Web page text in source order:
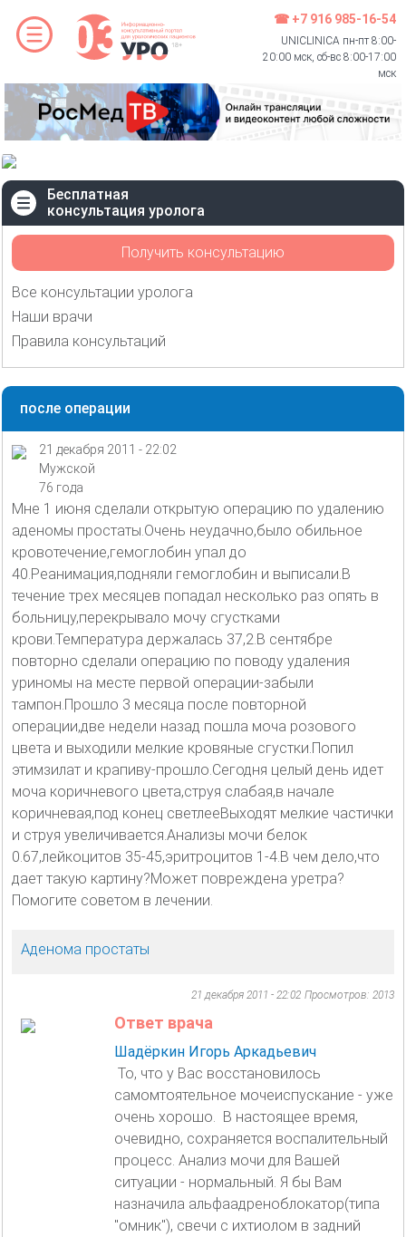
☎ +7 916 985-16-54
UNICLINICA пн-пт 8:00-
20:00 мск, сб-вс 8:00-17:00
мск
Бесплатная
консультация уролога
Получить консультацию
Все консультации уролога
Наши врачи
Правила консультаций
после операции
21 декабря 2011 - 22:02
Мужской
76 года
Мне 1 июня сделали открытую операцию по удалению
аденомы простаты.Очень неудачно,было обильное
кровотечение,гемоглобин упал до
40.Реанимация,подняли гемоглобин и выписали.В
течение трех месяцев попадал несколько раз опять в
больницу,перекрывало мочу сгустками
крови.Температура держалась 37,2.В сентябре
повторно сделали операцию по поводу удаления
уриномы на месте первой операции-забыли
тампон.Прошло 3 месяца после повторной
операции,две недели назад пошла моча розового
цвета и выходили мелкие кровяные сгустки.Попил
этимзилат и крапиву-прошло.Сегодня целый день идет
моча коричневого цвета,струя слабая,в начале
коричневая,под конец светлееВыходят мелкие частички
и струя увеличивается.Анализы мочи белок
0.67,лейкоцитов 35-45,эритроцитов 1-4.В чем дело,что
дает такую картину?Может повреждена уретра?
Помогите советом в лечении.
Аденома простаты
21 декабря 2011 - 22:02 Просмотров: 2013
Ответ врача
Шадёркин Игорь Аркадьевич
То, что у Вас восстановилось
самомтоятельное мочеиспускание - уже
очень хорошо. В настоящее время,
очевидно, сохраняется воспалительный
процесс. Анализ мочи для Вашей
ситуации - нормальный. Я бы Вам
назначила альфаадреноблокатор(типа
"омник"), свечи с ихтиолом в задний